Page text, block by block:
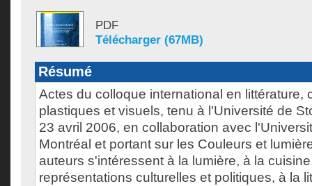
PDF
Télécharger (67MB)
Résumé
Actes du colloque international en littérature,
plastiques et visuels, tenu à l'Université de
23 avril 2006, en collaboration avec
Montréal et portant sur les Couleurs et
auteurs s'intéressent à la lumière, à la
représentations culturelles et politiques, à la